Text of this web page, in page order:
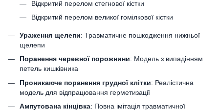
Відкритий перелом стегнової кістки
Відкритий перелом великої гомілкової кістки
Ураження щелепи: Травматичне пошкодження нижньої
щелепи
Поранення черевної порожнини: Модель з випадінням
петель кишківника
Проникаюче поранення грудної клітки: Реалістична
модель для відпрацювання герметизації
Ампутована кінцівка: Повна імітація травматичної